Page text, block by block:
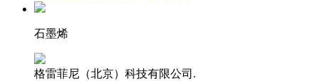
石墨烯
格雷菲尼（北京）科技有限公司.